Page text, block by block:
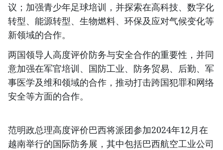
议；加强青少年足球培训，并探索在高科技、数字化
转型、能源转型、生物燃料、环保及应对气候变化等
新领域的合作。
两国领导人高度评价防务与安全合作的重要性，并同
意加强在军官培训、国防工业、防务贸易、后勤、军
事医学及维和领域的合作，推动打击跨国犯罪和网络
安全等方面的合作。
范明政总理高度评价巴西将派团参加2024年12月在
越南举行的国际防务展，其中包括巴西航空工业公司